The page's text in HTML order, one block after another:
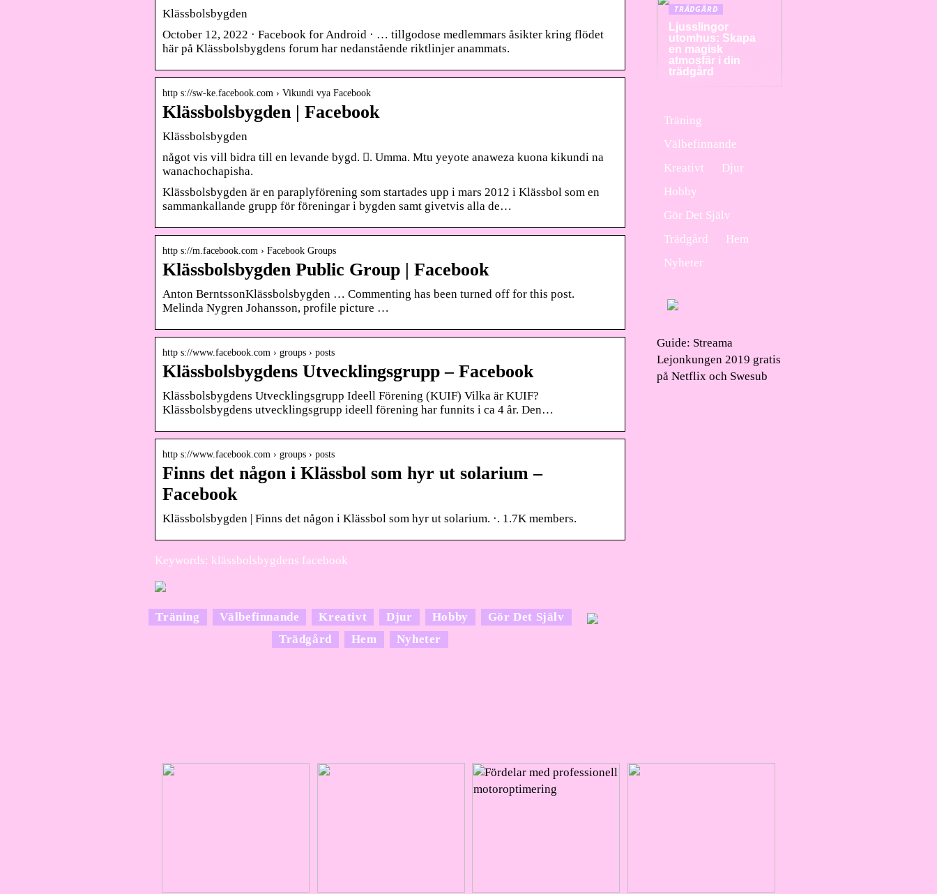
Klässbolsbygden
October 12, 2022 · Facebook for Android · … tillgodose medlemmars åsikter kring flödet
här på Klässbolsbygdens forum har nedanstående riktlinjer anammats.
http s://sw-ke.facebook.com › Vikundi vya Facebook
Klässbolsbygden | Facebook
Klässbolsbygden
något vis vill bidra till en levande bygd. 󰟠. Umma. Mtu yeyote anaweza kuona kikundi na
wanachochapisha.
Klässbolsbygden är en paraplyförening som startades upp i mars 2012 i Klässbol som en
sammankallande grupp för föreningar i bygden samt givetvis alla de…
http s://m.facebook.com › Facebook Groups
Klässbolsbygden Public Group | Facebook
Anton Berntsson‎Klässbolsbygden … Commenting has been turned off for this post.
Melinda Nygren Johansson, profile picture …
http s://www.facebook.com › groups › posts
Klässbolsbygdens Utvecklingsgrupp – Facebook
Klässbolsbygdens Utvecklingsgrupp Ideell Förening (KUIF) Vilka är KUIF?
Klässbolsbygdens utvecklingsgrupp ideell förening har funnits i ca 4 år. Den…
http s://www.facebook.com › groups › posts
Finns det någon i Klässbol som hyr ut solarium –
Facebook
Klässbolsbygden | Finns det någon i Klässbol som hyr ut solarium. ·. 1.7K members.
Keywords: klässbolsbygdens facebook
TRÄDGÅRD
Ljusslingor
utomhus: Skapa
en magisk
atmosfär i din
trädgård
Träning
Välbefinnande
Kreativt
Djur
Hobby
Gör Det Själv
Trädgård
Hem
Nyheter
Guide: Streama
Lejonkungen 2019 gratis
på Netflix och Swesub
Träning Välbefinnande Kreativt Djur Hobby
Gör Det Själv
Trädgård
Hem Nyheter